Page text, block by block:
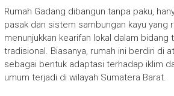
Rumah Gadang dibangun tanpa paku,
pasak dan sistem sambungan kayu yang
menunjukkan kearifan lokal dalam bidang
tradisional. Biasanya, rumah ini berdiri di
sebagai bentuk adaptasi terhadap iklim
umum terjadi di wilayah Sumatera Barat.